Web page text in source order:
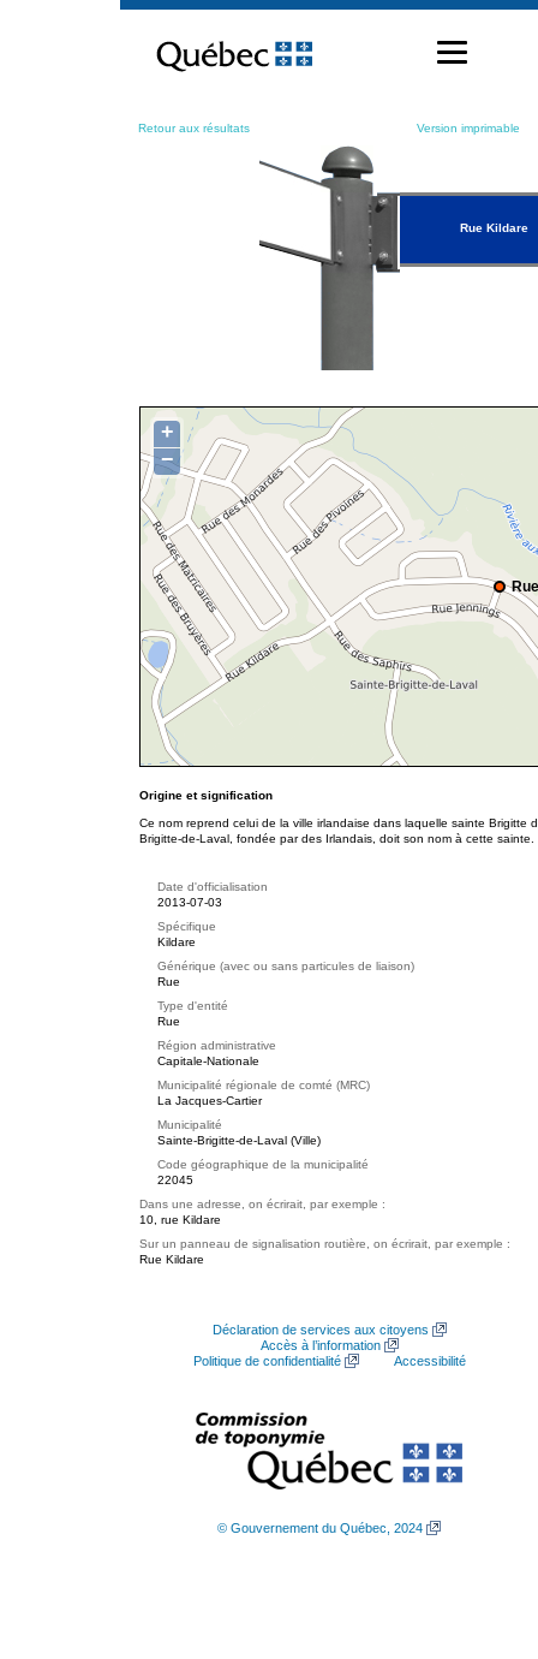
contenu
Retour aux résultats Version imprimable
Rue Kildare
+
−
Origine et signification
Ce nom reprend celui de la ville irlandaise dans laquelle sainte
Brigitte-de-Laval, fondée par des Irlandais, doit son nom à cette sainte.
Date d'officialisation
2013-07-03
Spécifique
Kildare
Générique (avec ou sans particules de liaison)
Rue
Type d'entité
Rue
Région administrative
Capitale-Nationale
Municipalité régionale de comté (MRC)
La Jacques-Cartier
Municipalité
Sainte-Brigitte-de-Laval (Ville)
Code géographique de la municipalité
22045
Dans une adresse, on écrirait, par exemple :
10, rue Kildare
Sur un panneau de signalisation routière, on écrirait, par exemple :
Rue Kildare
Déclaration de services aux citoyens
Accès à l’information
Politique de confidentialité
Accessibilité
© Gouvernement du Québec, 2024